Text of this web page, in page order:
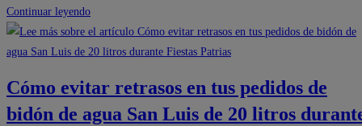
Fiestas
Patrias?
Continuar leyendo¿Vale
la
pena
bidones
de
Cómo evitar retrasos en tus pedidos de
bidón de agua San Luis de 20 litros